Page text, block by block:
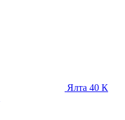
Ялта 40 К